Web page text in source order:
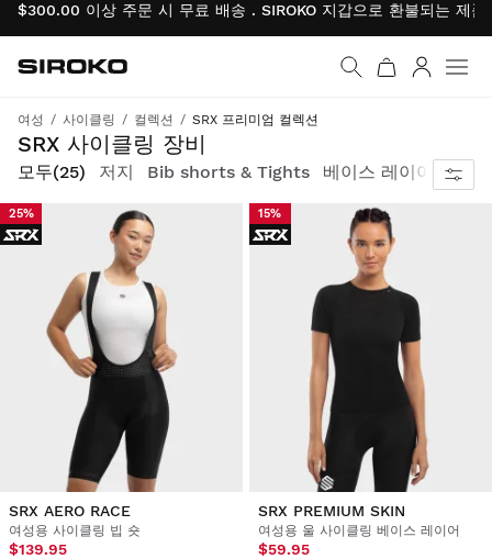
$300.00 이상 주문 시 무료 배송 . SIROKO 지갑으로 환불되는 제
홈페이지로 이동
Siroko.com
여성 사이클링 컬렉션 SRX 프리미엄 컬렉션
SRX 사이클링 장비
최고의 소재와 가장 특별한 디자인
모두(25) 저지 Bib shorts & Tights 베이스 레이어 상의
25%
SRX AERO RACE
여성용 사이클링 빕 숏
$139.95
15%
SRX PREMIUM SKIN
여성용 울 사이클링 베이스 레이어
$59.95